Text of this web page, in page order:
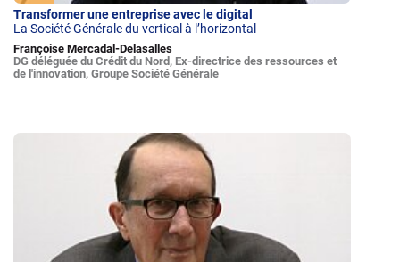
Transformer une entreprise avec le digital
La Société Générale du vertical à l’horizontal
Françoise Mercadal-Delasalles
DG déléguée du Crédit du Nord, Ex-directrice des ressources et
de l'innovation, Groupe Société Générale